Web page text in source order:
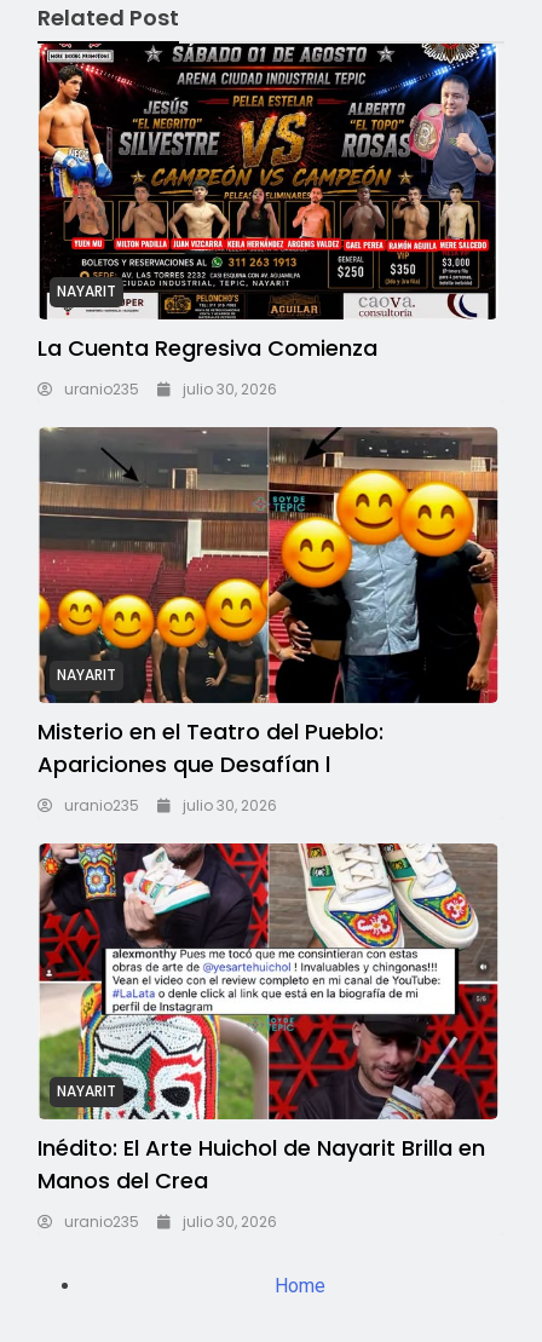
Related Post
NAYARIT
La Cuenta Regresiva Comienza
uranio235 julio 30, 2026
NAYARIT
Misterio en el Teatro del Pueblo:
Apariciones que Desafían l
uranio235 julio 30, 2026
NAYARIT
Inédito: El Arte Huichol de Nayarit Brilla en
Manos del Crea
uranio235 julio 30, 2026
Home